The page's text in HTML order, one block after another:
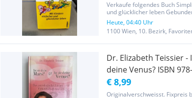
Verkaufe folgendes Buch
und glücklicher leben
Zustand Der Weltbestseller
einer Million Menschen
Heute, 04:40 Uhr
1100 Wien, 10. Bezirk,
Dr. Elizabeth Teissier
deine Venus? ISBN
€ 8,99
Originalverschweisst. Fixpreis